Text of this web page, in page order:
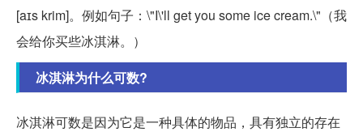
[aɪs krim]。例如句子：\"I\'ll get you some ice cream.\"（我
会给你买些冰淇淋。）
冰淇淋为什么可数?
冰淇淋可数是因为它是一种具体的物品，具有独立的存在